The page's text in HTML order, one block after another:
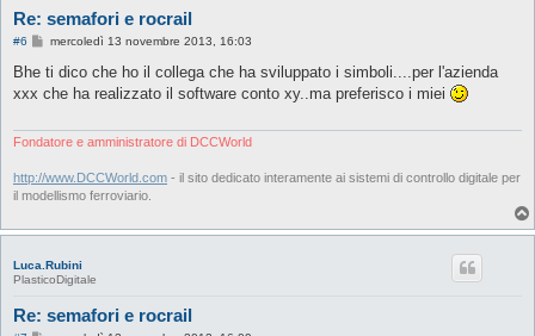
Re: semafori e rocrail
#6
M
s
a
i
mercoledì 13 novembre 2013, 16:03
Bhe ti dico che ho il collega che ha sviluppato i simboli....per l'azienda
xxx che ha realizzato il software conto xy..ma preferisco i miei
Fondatore e amministratore di DCCWorld
http://www.DCCWorld.com - il sito dedicato interamente ai sistemi di controllo digitale per
il modellismo ferroviario.
Luca.Rubini
PlasticoDigitale
Re: semafori e rocrail